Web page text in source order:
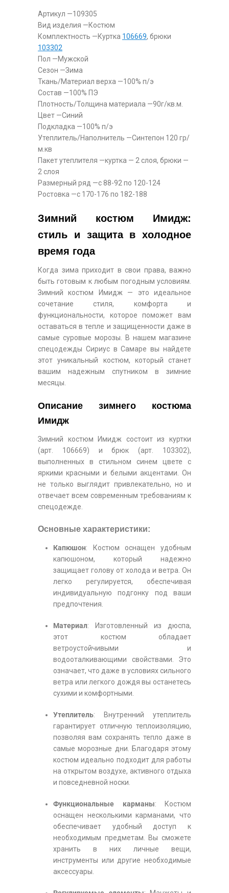
Артикул —109305
Вид изделия —Костюм
Комплектность —Куртка 106669, брюки
103302
Пол —Мужской
Сезон —Зима
Ткань/Материал верха —100% п/э
Состав —100% ПЭ
Плотность/Толщина материала —90г/кв.м.
Цвет —Синий
Подкладка —100% п/э
Утеплитель/Наполнитель —Синтепон 120 гр/
м.кв
Пакет утеплителя —куртка — 2 слоя, брюки —
2 слоя
Размерный ряд —с 88-92 по 120-124
Ростовка —с 170-176 по 182-188
Зимний костюм Имидж:
стиль и защита в холодное
время года
Когда зима приходит в свои права, важно
быть готовым к любым погодным условиям.
Зимний костюм Имидж — это идеальное
сочетание стиля, комфорта и
функциональности, которое поможет вам
оставаться в тепле и защищенности даже в
самые суровые морозы. В нашем магазине
спецодежды Сириус в Самаре вы найдете
этот уникальный костюм, который станет
вашим надежным спутником в зимние
месяцы.
Описание зимнего костюма
Имидж
Зимний костюм Имидж состоит из куртки
(арт. 106669) и брюк (арт. 103302),
выполненных в стильном синем цвете с
яркими красными и белыми акцентами. Он
не только выглядит привлекательно, но и
отвечает всем современным требованиям к
спецодежде.
Основные характеристики:
Капюшон: Костюм оснащен удобным
капюшоном, который надежно
защищает голову от холода и ветра. Он
легко регулируется, обеспечивая
индивидуальную подгонку под ваши
предпочтения.
Материал: Изготовленный из дюспа,
этот костюм обладает
ветроустойчивыми и
водооталкивающими свойствами. Это
означает, что даже в условиях сильного
ветра или легкого дождя вы останетесь
сухими и комфортными.
Утеплитель: Внутренний утеплитель
гарантирует отличную теплоизоляцию,
позволяя вам сохранять тепло даже в
самые морозные дни. Благодаря этому
костюм идеально подходит для работы
на открытом воздухе, активного отдыха
и повседневной носки.
Функциональные карманы: Костюм
оснащен несколькими карманами, что
обеспечивает удобный доступ к
необходимым предметам. Вы сможете
хранить в них личные вещи,
инструменты или другие необходимые
аксессуары.